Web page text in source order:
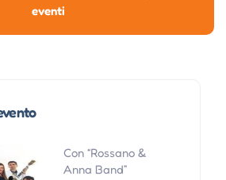
eventi
Con “Rossano &
Anna Band”